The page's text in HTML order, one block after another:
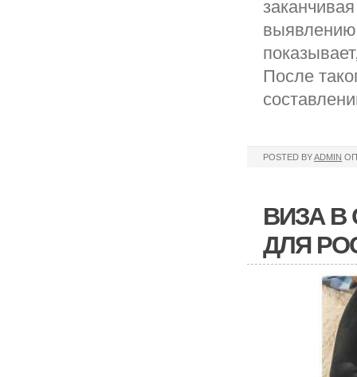
После
POSTED BYADMIN
ВИЗА В
ДЛЯ